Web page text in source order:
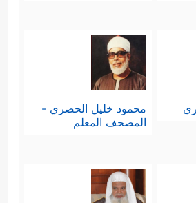
محمود خليل الحصري -
المصحف المعلم